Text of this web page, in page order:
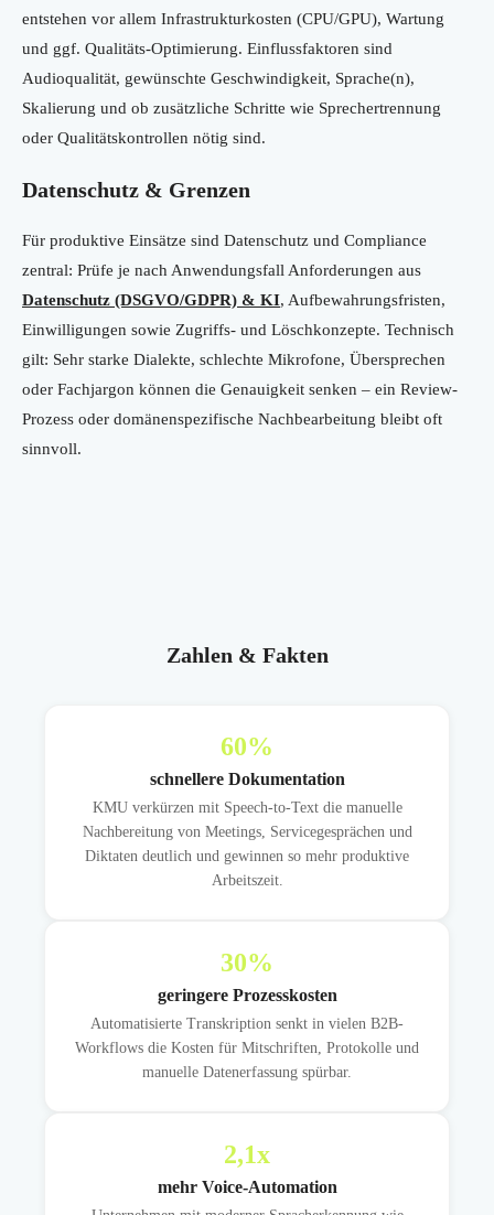
entstehen vor allem Infrastrukturkosten (CPU/GPU), Wartung
und ggf. Qualitäts-Optimierung. Einflussfaktoren sind
Audioqualität, gewünschte Geschwindigkeit, Sprache(n),
Skalierung und ob zusätzliche Schritte wie Sprechertrennung
oder Qualitätskontrollen nötig sind.
Datenschutz & Grenzen
Für produktive Einsätze sind Datenschutz und Compliance
zentral: Prüfe je nach Anwendungsfall Anforderungen aus
Datenschutz (DSGVO/GDPR) & KI, Aufbewahrungsfristen,
Einwilligungen sowie Zugriffs- und Löschkonzepte. Technisch
gilt: Sehr starke Dialekte, schlechte Mikrofone, Übersprechen
oder Fachjargon können die Genauigkeit senken – ein Review-
Prozess oder domänenspezifische Nachbearbeitung bleibt oft
sinnvoll.
Zahlen & Fakten
60%
schnellere Dokumentation
KMU verkürzen mit Speech-to-Text die manuelle
Nachbereitung von Meetings, Servicegesprächen und
Diktaten deutlich und gewinnen so mehr produktive
Arbeitszeit.
30%
geringere Prozesskosten
Automatisierte Transkription senkt in vielen B2B-
Workflows die Kosten für Mitschriften, Protokolle und
manuelle Datenerfassung spürbar.
2,1x
mehr Voice-Automation